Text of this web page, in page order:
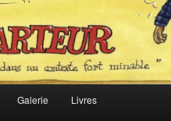
Galerie Livres